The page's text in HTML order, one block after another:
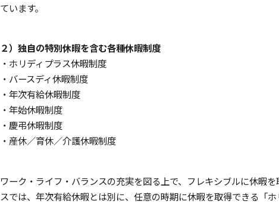
ています。
２）独自の特別休暇を含む各種休暇制度
・ホリディプラス休暇制度
・バースディ休暇制度
・年次有給休暇制度
・年始休暇制度
・慶弔休暇制度
・産休／育休／介護休暇制度
ワーク・ライフ・バランスの充実を図る上で、フレキシブルに休暇
スでは、年次有給休暇とは別に、任意の時期に休暇を取得できる「